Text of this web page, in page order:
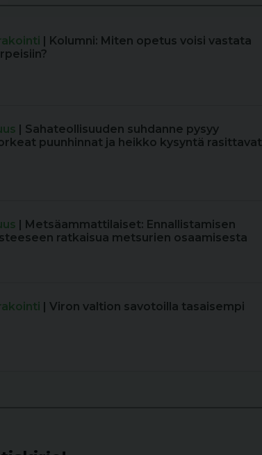
| Kolumni: Miten opetus voisi vastata
| Sahateollisuuden suhdanne pysyy
puunhinnat ja heikko kysyntä rasittavat
| Metsäammattilaiset: Ennallistamisen
ratkaisua metsurien osaamisesta
| Viron valtion savotoilla tasaisempi